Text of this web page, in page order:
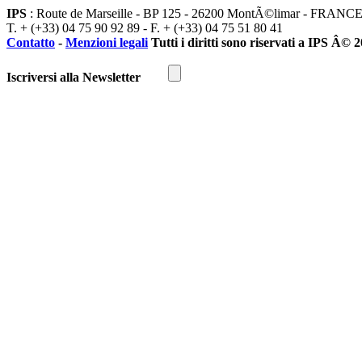
IPS : Route de Marseille - BP 125 - 26200 MontÃ©limar - FRANCE
T. + (+33) 04 75 90 92 89 - F. + (+33) 04 75 51 80 41
Contatto - Menzioni legali Tutti i diritti sono riservati a IPS Â©
Iscriversi alla Newsletter